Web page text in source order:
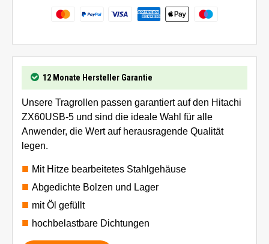
12 Monate Hersteller Garantie
Unsere Tragrollen passen garantiert auf den Hitachi
ZX60USB-5 und sind die ideale Wahl für alle
Anwender, die Wert auf herausragende Qualität
legen.
Mit Hitze bearbeitetes Stahlgehäuse
Abgedichte Bolzen und Lager
mit Öl gefüllt
hochbelastbare Dichtungen